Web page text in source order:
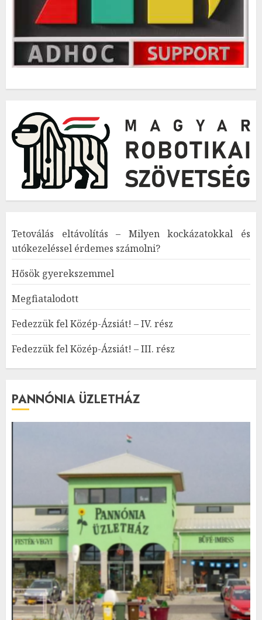
Tetoválás eltávolítás – Milyen kockázatokkal és
utókezeléssel érdemes számolni?
Hősök gyerekszemmel
Megfiatalodott
Fedezzük fel Közép-Ázsiát! – IV. rész
Fedezzük fel Közép-Ázsiát! – III. rész
PANNÓNIA ÜZLETHÁZ